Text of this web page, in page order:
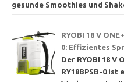
gesunde Smoothies und
RYOBI 18 V
0: Effizientes
Der RYOBI 18 V
RY18BPSB-0